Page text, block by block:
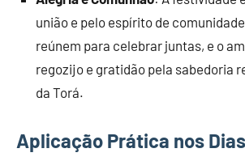
união e pelo espírito de
reúnem para celebrar juntas, e o
regozijo e gratidão pela sabedoria
da Torá.
Aplicação Prática nos